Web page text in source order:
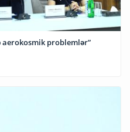
aerokosmik problemlər”